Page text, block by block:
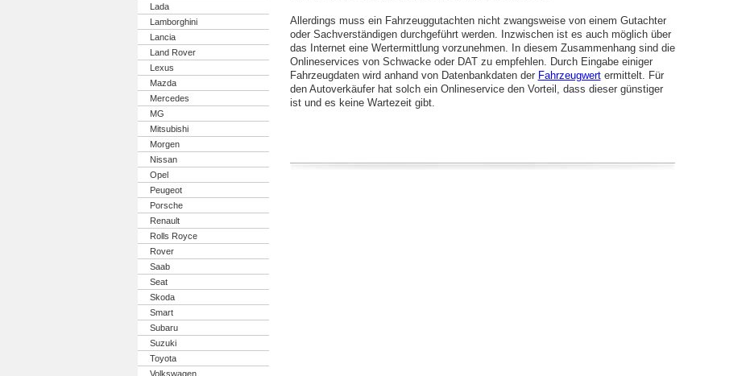
Lada
Lamborghini
Lancia
Land Rover
Lexus
Mazda
Mercedes
MG
Mitsubishi
Morgen
Nissan
Opel
Peugeot
Porsche
Renault
Rolls Royce
Rover
Saab
Seat
Skoda
Smart
Subaru
Suzuki
Toyota
Volkswagen
Allerdings muss ein Fahrzeuggutachten nicht zwangsweise von einem Gutachter
oder Sachverständigen durchgeführt werden. Inzwischen ist es auch möglich über
das Internet eine Wertermittlung vorzunehmen. In diesem Zusammenhang sind die
Onlineservices von Schwacke oder DAT zu empfehlen. Durch Eingabe einiger
Fahrzeugdaten wird anhand von Datenbankdaten der Fahrzeugwertermittelt. Für
den Autoverkäufer hat solch ein Onlineservice den Vorteil, dass dieser günstiger
ist und es keine Wartezeit gibt.